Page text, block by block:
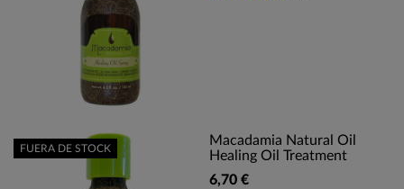
Macadamia Natural Oil
Healing Oil Treatment
6,70 €
FUERA DE STOCK